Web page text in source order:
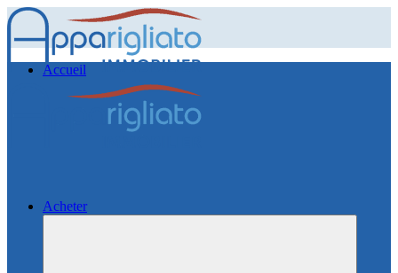
Accueil
Acheter